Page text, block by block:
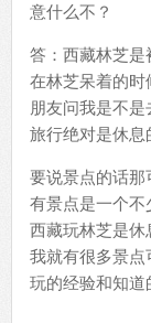
意什么不？
答：西藏林芝
在林芝呆着的
朋友问我是不
旅行绝对是休
要说景点的话
有景点是一个
西藏玩林芝是
我就有很多景
玩的经验和知